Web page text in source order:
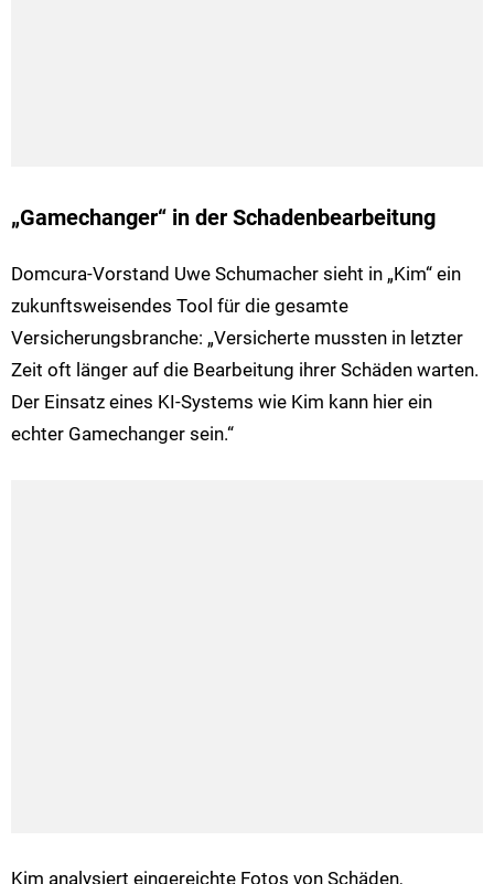
„Gamechanger“ in der Schadenbearbeitung
Domcura-Vorstand Uwe Schumacher sieht in „Kim“ ein
zukunftsweisendes Tool für die gesamte
Versicherungsbranche: „Versicherte mussten in letzter
Zeit oft länger auf die Bearbeitung ihrer Schäden warten.
Der Einsatz eines KI-Systems wie Kim kann hier ein
echter Gamechanger sein.“
Kim analysiert eingereichte Fotos von Schäden,